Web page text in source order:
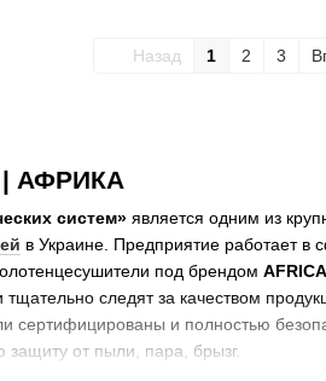
| АФРИКА
систем» является одним из
в Украине. Предприятие работает в
под брендом AFRIСA
следят за качеством
сертифицированы и полностью
от пыли, пара, брызг.
Назад 1 2 3